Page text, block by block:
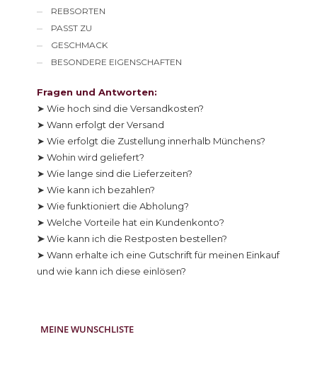
REBSORTEN
PASST ZU
GESCHMACK
BESONDERE EIGENSCHAFTEN
Fragen und Antworten:
➤ Wie hoch sind die Versandkosten?
➤ Wann erfolgt der Versand
➤ Wie erfolgt die Zustellung innerhalb Münchens?
➤ Wohin wird geliefert?
➤ Wie lange sind die Lieferzeiten?
➤ Wie kann ich bezahlen?
➤ Wie funktioniert die Abholung?
➤ Welche Vorteile hat ein Kundenkonto?
➤ Wie kann ich die Restposten bestellen?
➤ Wann erhalte ich eine Gutschrift für meinen Einkauf
und wie kann ich diese einlösen?
MEINE WUNSCHLISTE